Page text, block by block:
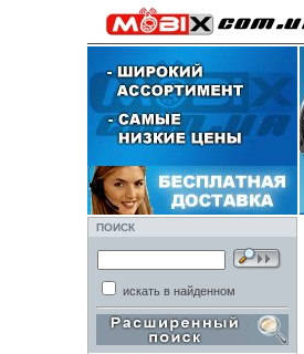
ПОИСК
искать в найденном